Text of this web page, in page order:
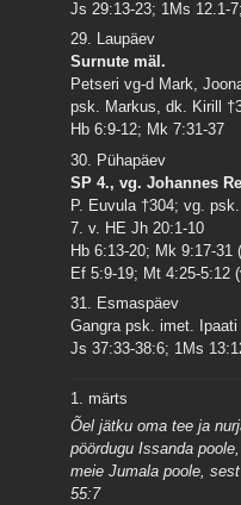
Js 29:13-23; 1Ms 12.1-
29. Laupäev
Surnute mäl.
Petseri vg-d Mark,
psk. Markus, dk. Kirill
Hb 6:9-12; Mk 7:31-37
30. Pühapäev
SP 4., vg. Johannes
P. Euvula †304; vg.
7. v. HE Jh 20:1-10
Hb 6:13-20; Mk 9:17-31
Ef 5:9-19; Mt 4:25-5:12
31. Esmaspäev
Gangra psk. imet. Ipaati
Js 37:33-38:6; 1Ms
1. märts
Õel jätku oma tee ja
pöördugu Issanda
meie Jumala poole,
55:7